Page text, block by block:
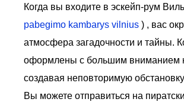
Когда вы входите в эскейп-рум
pabegimo kambarys vilnius ) , вас
атмосфера загадочности и тайны.
оформлены с большим вниманием
создавая неповторимую
Вы можете отправиться на